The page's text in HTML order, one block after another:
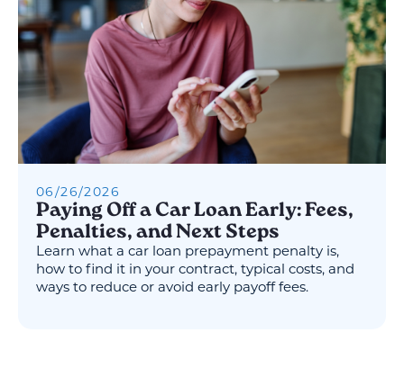
06 /26/2026
Paying Off a Car Loan Early: Fees,
Penalties, and Next Steps
Learn what a car loan prepayment penalty is,
how to find it in your contract, typical costs, and
ways to reduce or avoid early payoff fees.